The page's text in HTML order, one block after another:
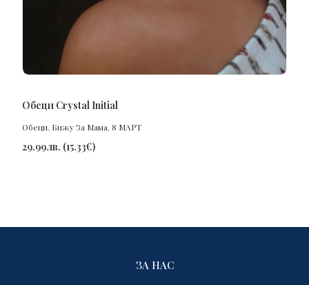
Обеци Crystal Initial
Обеци, Бижу За Мама, 8 МАРТ
29.99лв. (15.33€)
ЗА НАС